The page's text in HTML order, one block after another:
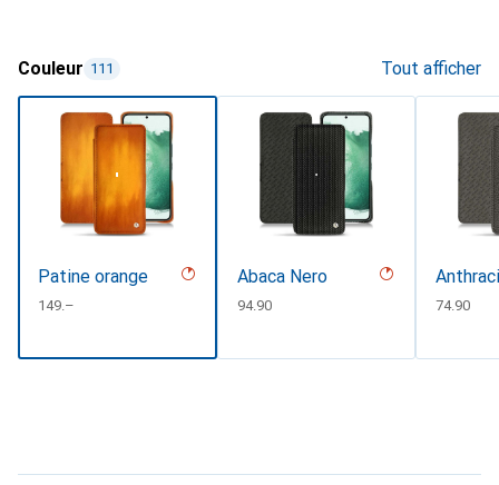
Couleur 111 Tout afficher
Patine orange
CHF
149.–
Abaca Nero
CHF
94.90 CHF
74.90